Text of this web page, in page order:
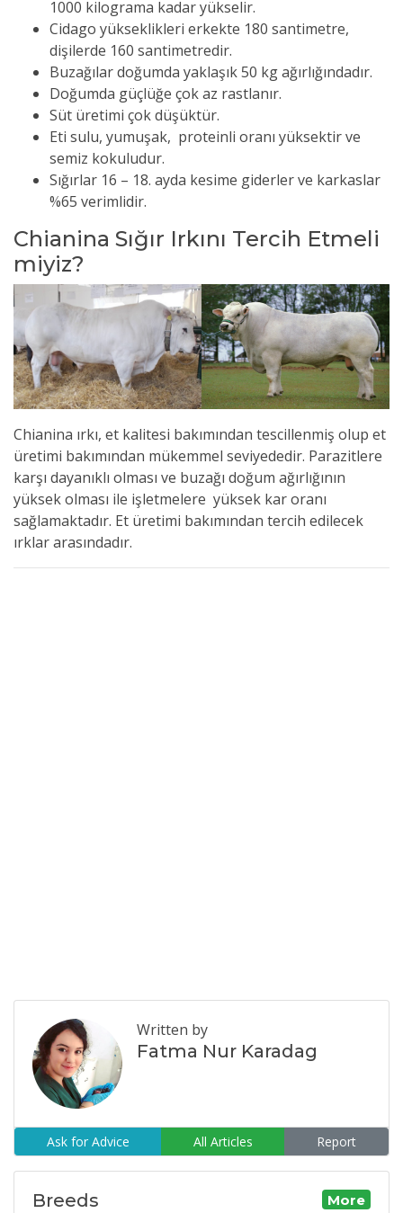
1000 kilograma kadar yükselir.
Cidago yükseklikleri erkekte 180 santimetre,
dişilerde 160 santimetredir.
Buzağılar doğumda yaklaşık 50 kg ağırlığındadır.
Doğumda güçlüğe çok az rastlanır.
Süt üretimi çok düşüktür.
Eti sulu, yumuşak, proteinli oranı yüksektir ve
semiz kokuludur.
Sığırlar 16 – 18. ayda kesime giderler ve karkaslar
%65 verimlidir.
Chianina Sığır Irkını Tercih Etmeli
miyiz?
Chianina ırkı, et kalitesi bakımından tescillenmiş olup et
üretimi bakımından mükemmel seviyededir. Parazitlere
karşı dayanıklı olması ve buzağı doğum ağırlığının
yüksek olması ile işletmelere yüksek kar oranı
sağlamaktadır. Et üretimi bakımından tercih edilecek
ırklar arasındadır.
Written by
Fatma Nur Karadag
Ask for Advice All Articles Report
Breeds More